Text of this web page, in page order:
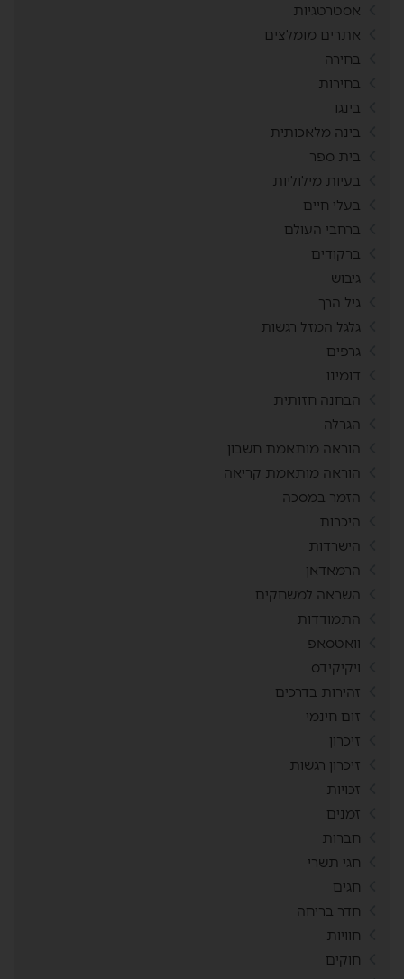
אסטרטגיות
אתרים מומלצים
בחירה
בחירות
בינגו
בינה מלאכותית
בית ספר
בעיות מילוליות
בעלי חיים
ברחבי העולם
ברקודים
גיבוש
גיל הרך
גלגל המזל רגשות
גרפים
דומינו
הבחנה חזותית
הגרלה
הוראה מותאמת חשבון
הוראה מותאמת קריאה
הזמר במסכה
היכרות
הישרדות
הרמאדאן
השראה למשחקים
התמודדות
וואטסאפ
ויקיקידס
זהירות בדרכים
זום חינמי
זיכרון
זיכרון רגשות
זכויות
זמנים
חברות
חגי תשרי
חגים
חדר בריחה
חוויות
חוקים